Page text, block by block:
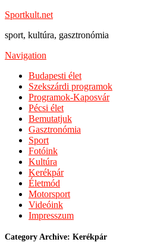
Sportkult.net
sport, kultúra, gasztronómia
Navigation
Budapesti élet
Szekszárdi programok
Programok-Kaposvár
Pécsi élet
Bemutatjuk
Gasztronómia
Sport
Fotóink
Kultúra
Kerékpár
Életmód
Motorsport
Videóink
Impresszum
Category Archive: Kerékpár